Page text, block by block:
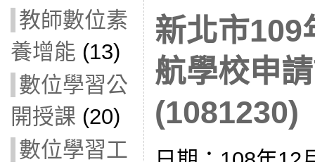
教師數位素
養增能 (13)
數位學習公
開授課 (20)
數位學習工
新北市109
航學校申
(1081230)